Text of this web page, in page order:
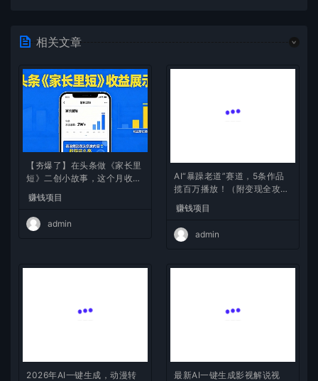
相关文章
【夯爆了】在头条做《家长里
短》二创小故事，这个月收益
2w+
赚钱项目
admin
AI“暴躁老道”赛道，5条作品
揽百万播放！（附变现全攻
略）
赚钱项目
admin
2026年AI一键生成，动漫转
最新AI一键生成影视解说视